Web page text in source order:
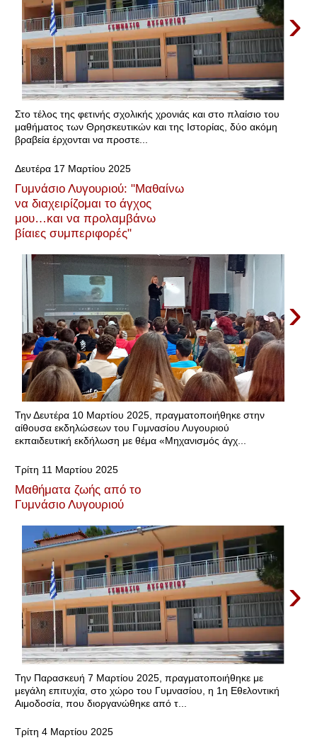
›
Στο τέλος της φετινής σχολικής χρονιάς και στο πλαίσιο του
μαθήματος των Θρησκευτικών και της Ιστορίας, δύο ακόμη
βραβεία έρχονται να προστε...
Δευτέρα 17 Μαρτίου 2025
Γυμνάσιο Λυγουριού: "Μαθαίνω
να διαχειρίζομαι το άγχος
μου…και να προλαμβάνω
βίαιες συμπεριφορές"
›
Την Δευτέρα 10 Μαρτίου 2025, πραγματοποιήθηκε στην
αίθουσα εκδηλώσεων του Γυμνασίου Λυγουριού
εκπαιδευτική εκδήλωση με θέμα «Μηχανισμός άγχ...
Τρίτη 11 Μαρτίου 2025
Μαθήματα ζωής από το
Γυμνάσιο Λυγουριού
›
Την Παρασκευή 7 Μαρτίου 2025, πραγματοποιήθηκε με
μεγάλη επιτυχία, στο χώρο του Γυμνασίου, η 1η Εθελοντική
Αιμοδοσία, που διοργανώθηκε από τ...
Τρίτη 4 Μαρτίου 2025